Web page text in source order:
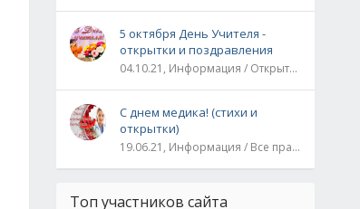
5 октября День Учителя -
открытки и поздравления
04.10.21, Информация / Открытки / Все праздники
С днем медика! (стихи и
открытки)
19.06.21, Информация / Все праздники
Топ участников сайта